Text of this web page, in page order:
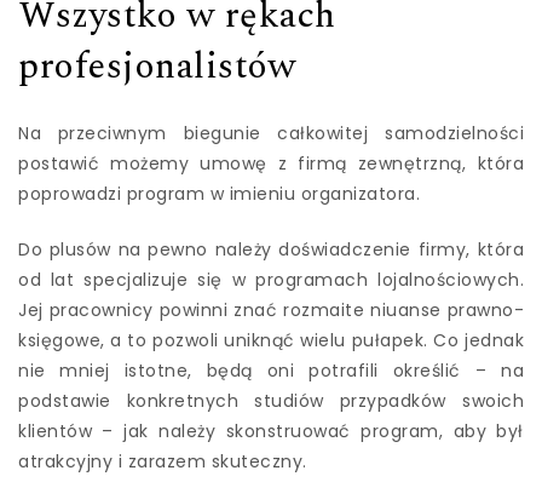
Wszystko w rękach
profesjonalistów
Na przeciwnym biegunie całkowitej samodzielności
postawić możemy umowę z firmą zewnętrzną, która
poprowadzi program w imieniu organizatora.
Do plusów na pewno należy doświadczenie firmy, która
od lat specjalizuje się w programach lojalnościowych.
Jej pracownicy powinni znać rozmaite niuanse prawno-
księgowe, a to pozwoli uniknąć wielu pułapek. Co jednak
nie mniej istotne, będą oni potrafili określić – na
podstawie konkretnych studiów przypadków swoich
klientów – jak należy skonstruować program, aby był
atrakcyjny i zarazem skuteczny.